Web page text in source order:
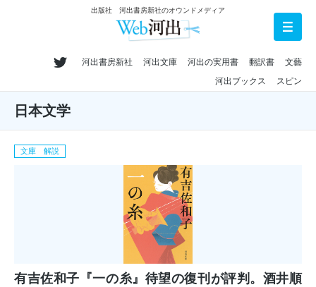
出版社 河出書房新社のオウンドメディア
河出書房新社 河出文庫 河出の実用書 翻訳書
文藝
河出ブックス
スピン
日本文学
文庫 解説
有吉佐和子『一の糸』待望の復刊が評判。酒井順